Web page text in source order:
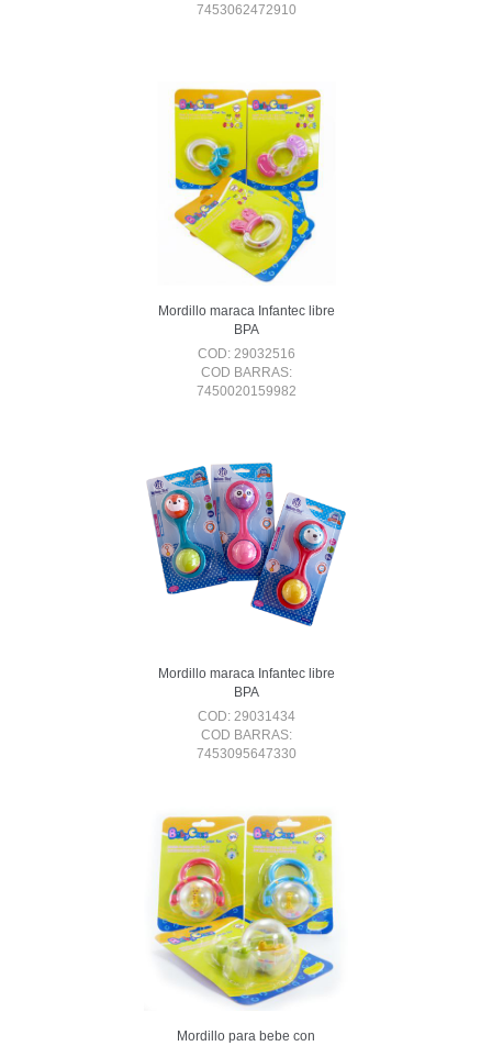
7453062472910
Mordillo maraca Infantec libre
BPA
COD: 29032516
COD BARRAS:
7450020159982
Mordillo maraca Infantec libre
BPA
COD: 29031434
COD BARRAS:
7453095647330
Mordillo para bebe con